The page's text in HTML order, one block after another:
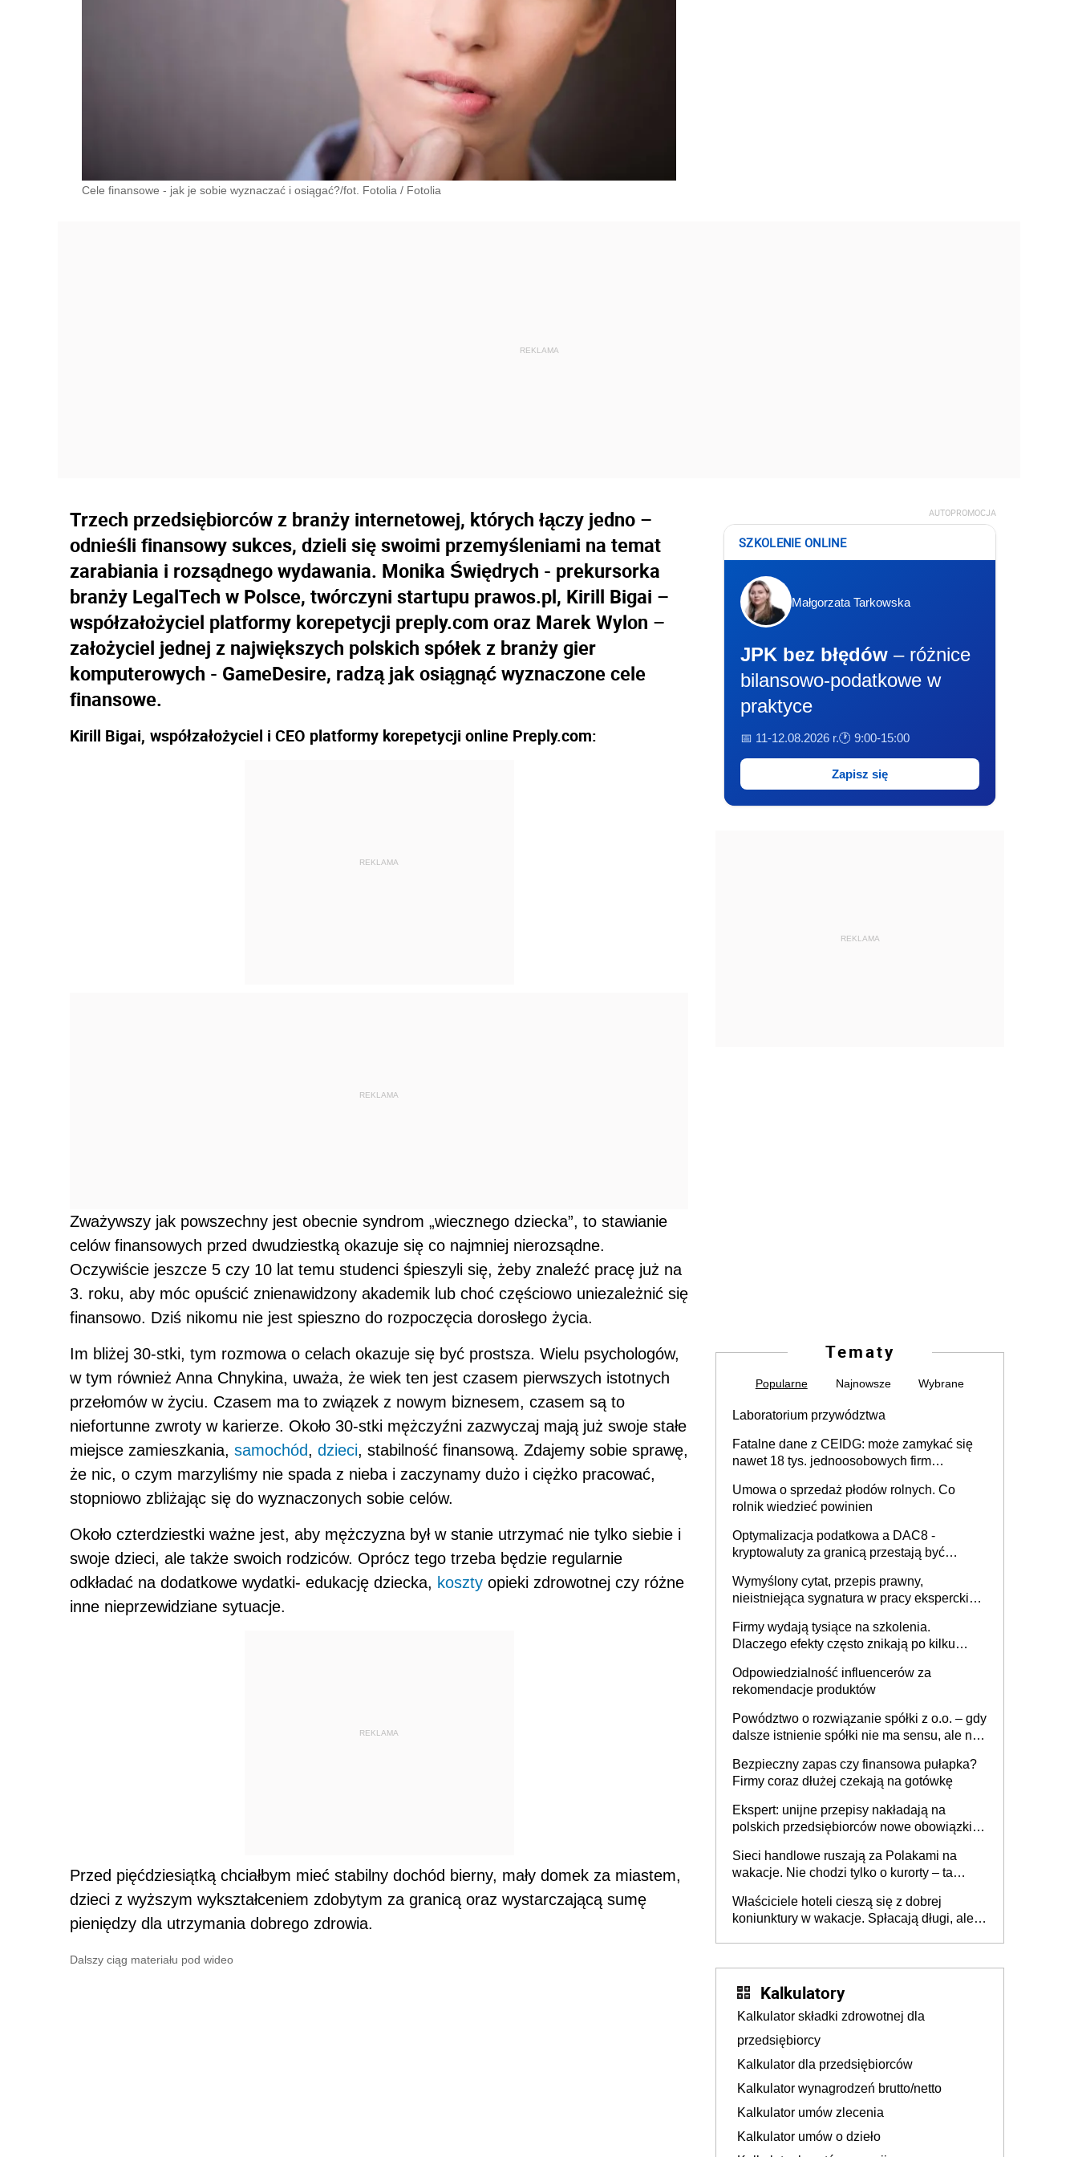
Cele finansowe - jak je sobie wyznaczać i osiągać?/fot. Fotolia / Fotolia
Trzech przedsiębiorców z branży internetowej, których łączy jedno –
odnieśli finansowy sukces, dzieli się swoimi przemyśleniami na temat
zarabiania i rozsądnego wydawania. Monika Świędrych - prekursorka
branży LegalTech w Polsce, twórczyni startupu prawos.pl, Kirill Bigai –
współzałożyciel platformy korepetycji preply.com oraz Marek Wylon –
założyciel jednej z największych polskich spółek z branży gier
komputerowych - GameDesire, radzą jak osiągnąć wyznaczone cele
finansowe.
Kirill Bigai, współzałożyciel i CEO platformy korepetycji online Preply.com:
REKLAMA
REKLAMA
Zważywszy jak powszechny jest obecnie syndrom „wiecznego dziecka”, to stawianie
celów finansowych przed dwudziestką okazuje się co najmniej nierozsądne.
Oczywiście jeszcze 5 czy 10 lat temu studenci śpieszyli się, żeby znaleźć pracę już na
3. roku, aby móc opuścić znienawidzony akademik lub choć częściowo uniezależnić się
finansowo. Dziś nikomu nie jest spieszno do rozpoczęcia dorosłego życia.
Im bliżej 30-stki, tym rozmowa o celach okazuje się być prostsza. Wielu psychologów,
w tym również Anna Chnykina, uważa, że wiek ten jest czasem pierwszych istotnych
przełomów w życiu. Czasem ma to związek z nowym biznesem, czasem są to
niefortunne zwroty w karierze. Około 30-stki mężczyźni zazwyczaj mają już swoje stałe
miejsce zamieszkania, samochód, dzieci, stabilność finansową. Zdajemy sobie sprawę,
że nic, o czym marzyliśmy nie spada z nieba i zaczynamy dużo i ciężko pracować,
stopniowo zbliżając się do wyznaczonych sobie celów.
Około czterdziestki ważne jest, aby mężczyzna był w stanie utrzymać nie tylko siebie i
swoje dzieci, ale także swoich rodziców. Oprócz tego trzeba będzie regularnie
odkładać na dodatkowe wydatki- edukację dziecka, koszty opieki zdrowotnej czy różne
inne nieprzewidziane sytuacje.
REKLAMA
Przed pięćdziesiątką chciałbym mieć stabilny dochód bierny, mały domek za miastem,
dzieci z wyższym wykształceniem zdobytym za granicą oraz wystarczającą sumę
pieniędzy dla utrzymania dobrego zdrowia.
Dalszy ciąg materiału pod wideo
AUTOPROMOCJA
SZKOLENIE ONLINE
Małgorzata Tarkowska
JPK bez błędów – różnice
bilansowo-podatkowe w
praktyce
📅 11-12.08.2026 r.🕐 9:00-15:00
Zapisz się
REKLAMA
Tematy
Popularne Najnowsze Wybrane
Laboratorium przywództwa
Fatalne dane z CEIDG: może zamykać się
nawet 18 tys. jednoosobowych firm
Umowa o sprzedaż płodów rolnych. Co
rolnik wiedzieć powinien
Optymalizacja podatkowa a DAC8 -
kryptowaluty za granicą przestają być
Wymyślony cytat, przepis prawny,
nieistniejąca sygnatura w pracy eksperckiej -
firmie
Firmy wydają tysiące na szkolenia.
Dlaczego efekty często znikają po kilku
Odpowiedzialność influencerów za
rekomendacje produktów
Powództwo o rozwiązanie spółki z o.o. – gdy
dalsze istnienie spółki nie ma sensu, ale nie
Bezpieczny zapas czy finansowa pułapka?
Firmy coraz dłużej czekają na gotówkę
Ekspert: unijne przepisy nakładają na
polskich przedsiębiorców nowe obowiązki w
Sieci handlowe ruszają za Polakami na
wakacje. Nie chodzi tylko o kurorty – ta
tam, gdzie wielu spędzi urlop po cichu
Właściciele hoteli cieszą się z dobrej
koniunktury w wakacje. Spłacają długi, ale
Kalkulatory
Kalkulator składki zdrowotnej dla
przedsiębiorcy
Kalkulator dla przedsiębiorców
Kalkulator wynagrodzeń brutto/netto
Kalkulator umów zlecenia
Kalkulator umów o dzieło